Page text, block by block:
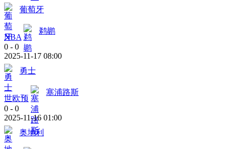
葡萄牙
NBA
鹈鹕
0 - 0
2025-11-17 08:00
勇士
世欧预
塞浦路斯
0 - 0
2025-11-16 01:00
奥地利